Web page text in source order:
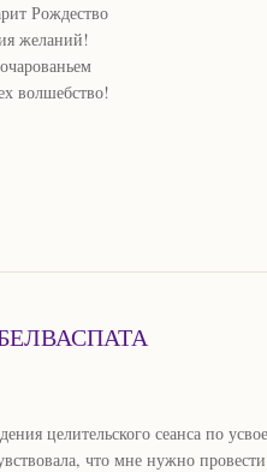
Рождество
желаний!
волшебство!
БЕЛВАСПАТА
целительского сеанса по
что мне нужно